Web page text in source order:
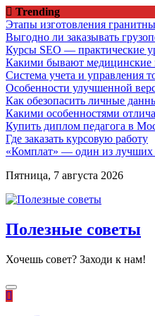
Перейти
к
содержимому
Trending
Этапы изготовления
Выгодно ли заказывать
Курсы SEO — практические
Какими бывают медицинские
Система учета и управления
Особенности улучшенной
Как обезопасить личные
Какими особенностями
Купить диплом педагога в
Где заказать курсовую работу
«Комплат» — один из лучших
Пятница, 7 августа 2026
Полезные советы
Хочешь совет? Заходи к нам!